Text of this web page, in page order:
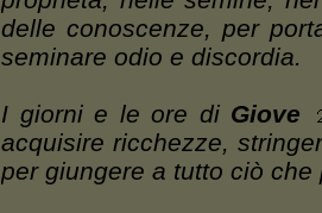
delle conoscenze, per
seminare odio e discordia.
I giorni e le ore di Giove
acquisire ricchezze,
per giungere a tutto ciò che